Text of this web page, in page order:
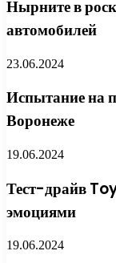
Нырните в
автомобилей
23.06.2024
Испытание на
Воронеже
19.06.2024
Тест-драйв
эмоциями
19.06.2024